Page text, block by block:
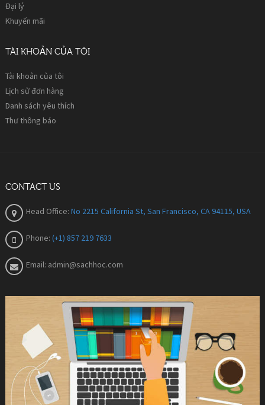
Đại lý
Khuyến mãi
TÀI KHOẢN CỦA TÔI
Tài khoản của tôi
Lịch sử đơn hàng
Danh sách yêu thích
Thư thông báo
CONTACT US
Head Office: No 2215 California St, San Francisco, CA 94115, USA
Phone: (+1) 857 219 7633
Email: admin@sachhoc.com